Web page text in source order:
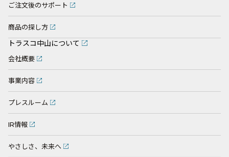
ご注文後のサポート
商品の探し方
トラスコ中山について
会社概要
事業内容
プレスルーム
IR情報
やさしさ、未来へ